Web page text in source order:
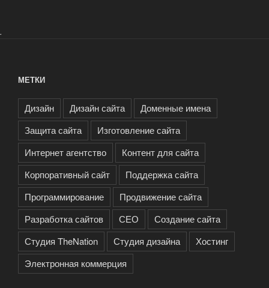
.
МЕТКИ
Дизайн Дизайн сайта
Доменные имена
Защита сайта
Изготовление сайта
Интернет агентство
Контент для сайта
Корпоративный сайт
Поддержка сайта
Программирование
Продвижение сайта
Разработка сайтов
СЕО
Создание сайта
Студия TheNation
Студия дизайна
Хостинг
Электронная коммерция